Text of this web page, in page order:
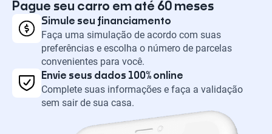
Pague seu carro em até 60 meses
Simule seu financiamento
Faça uma simulação de acordo com suas
preferências e escolha o número de parcelas
convenientes para você.
Envie seus dados 100% online
Complete suas informações e faça a validação
sem sair de sua casa.